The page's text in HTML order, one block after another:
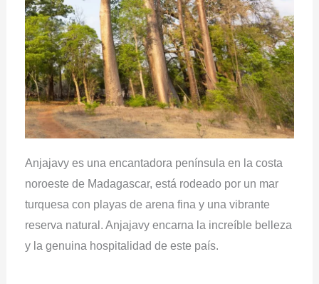
Anjajavy es una encantadora península en la costa
noroeste de Madagascar, está rodeado por un mar
turquesa con playas de arena fina y una vibrante
reserva natural. Anjajavy encarna la increíble belleza
y la genuina hospitalidad de este país.